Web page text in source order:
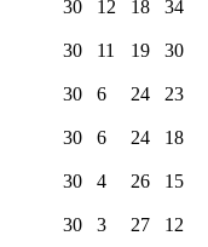
30 12 18 34
30 11 19 30
30 6 24 23
30 6 24 18
30 4 26 15
30 3 27 12